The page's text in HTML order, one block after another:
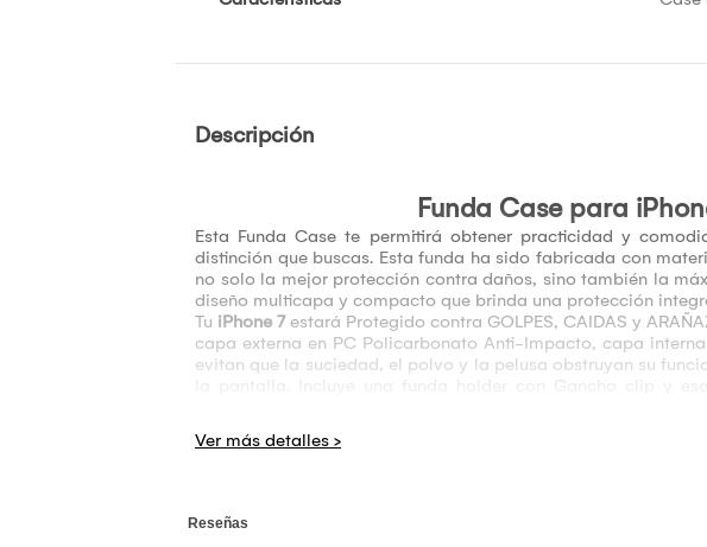
Descripción
Funda Case para
Esta Funda Case te permitirá obtener practicidad y
distinción que buscas. Esta funda ha sido fabricada con
no solo la mejor protección contra daños, sino también la
diseño multicapa y compacto que brinda una protección
Tu iPhone 7estará Protegido contra GOLPES, CAIDAS y
capa externa en PC Policarbonato Anti-Impacto, capa
evitan que la suciedad, el polvo y la pelusa obstruyan su
Diseñado especialmente para
Cumple con los estándares a prueba de caídas y golpes grado
Protección Contra Golpes, Caídas y Arañazos Externos.